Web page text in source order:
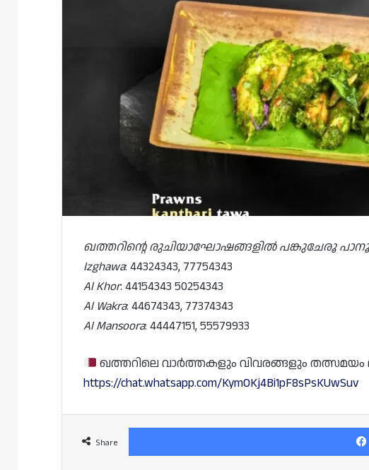
ഖത്തറിന്റെ രുചിയാഘോഷങ്ങളിൽ പങ്കുചേരൂ പാനൂർ
Izghawa: 44324343, 77754343
Al Khor: 44154343 50254343
Al Wakra: 44674343, 77374343
Al Mansoora: 44447151, 55579933
ഖത്തറിലെ വാർത്തകളും വിവരങ്ങളും തത്സമയം
https://chat.whatsapp.com/KymOKj4Bi1pF8sPsKUwSuv
Share